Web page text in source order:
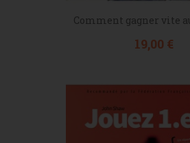
Comment gagner vite
Prix
19,00 €